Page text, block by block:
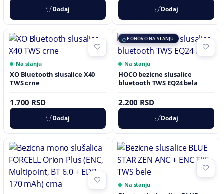
Dodaj Dodaj
Na stanju
XO Bluetooth slusalice X40
TWS crne
1.700 RSD
Dodaj
PONOVO NA STANJU
Na stanju
HOCO bezicne slusalice
bluetooth TWS EQ24 bela
2.200 RSD
Dodaj
Na stanju